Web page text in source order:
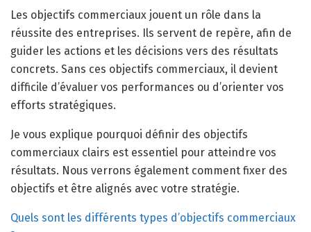
Les objectifs commerciaux jouent un rôle dans la
réussite des entreprises. Ils servent de repère, afin de
guider les actions et les décisions vers des résultats
concrets. Sans ces objectifs commerciaux, il devient
difficile d’évaluer vos performances ou d’orienter vos
efforts stratégiques.
Je vous explique pourquoi définir des objectifs
commerciaux clairs est essentiel pour atteindre vos
résultats. Nous verrons également comment fixer des
objectifs et être alignés avec votre stratégie.
Quels sont les différents types d’objectifs commerciaux